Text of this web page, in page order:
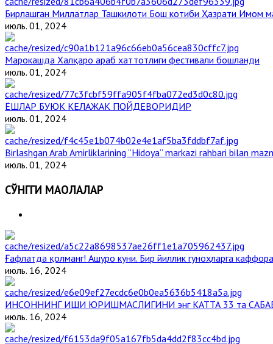
Бирлашган Миллатлар Ташкилоти Бош котиби Ҳазрати Имом
июль. 01, 2024
Марокашда Халқаро араб хаттотлиги фестивали бошланди
июль. 01, 2024
ЁШЛАР БУЮК КЕЛАЖАК ПОЙДЕВОРИДИР
июль. 01, 2024
Birlashgan Arab Amirliklarining “Hidoya” markazi rahbari bilan
июль. 01, 2024
СЎНГГИ МАҚОЛАЛАР
Ғафлатда қолманг! Ашуро куни. Бир йиллик гуноҳларга
июль. 16, 2024
ИНСОННИНГ ИШИ ЮРИШМАСЛИГИНИ энг КАТТА 33 та
июль. 16, 2024